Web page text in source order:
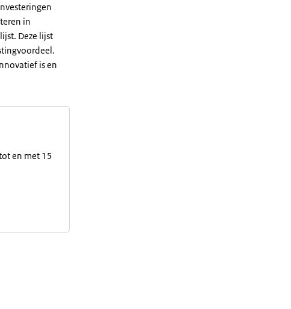
in
Deze lijst
is en
en met 15